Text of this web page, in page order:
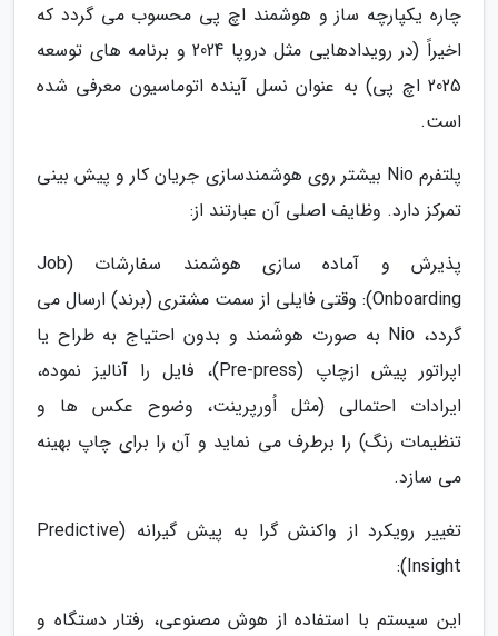
چاره یکپارچه ساز و هوشمند اچ پی محسوب می گردد که
اخیراً (در رویدادهایی مثل دروپا 2024 و برنامه های توسعه
2025 اچ پی) به عنوان نسل آینده اتوماسیون معرفی شده
است.
پلتفرم Nio بیشتر روی هوشمندسازی جریان کار و پیش بینی
تمرکز دارد. وظایف اصلی آن عبارتند از:
پذیرش و آماده سازی هوشمند سفارشات (Job
Onboarding): وقتی فایلی از سمت مشتری (برند) ارسال می
گردد، Nio به صورت هوشمند و بدون احتیاج به طراح یا
اپراتور پیش ازچاپ (Pre-press)، فایل را آنالیز نموده،
ایرادات احتمالی (مثل اُورپرینت، وضوح عکس ها و
تنظیمات رنگ) را برطرف می نماید و آن را برای چاپ بهینه
می سازد.
تغییر رویکرد از واکنش گرا به پیش گیرانه (Predictive
Insight):
این سیستم با استفاده از هوش مصنوعی، رفتار دستگاه و